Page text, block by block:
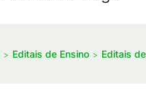
Editais de Ensino Editais